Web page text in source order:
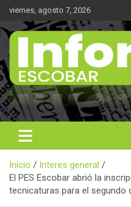
Saltar
contenido
viernes, agosto 7, 2026
Informe 21
Noticas reales
Inicio
Interes general
El PES Escobar abrió la
tecnicaturas para el segundo